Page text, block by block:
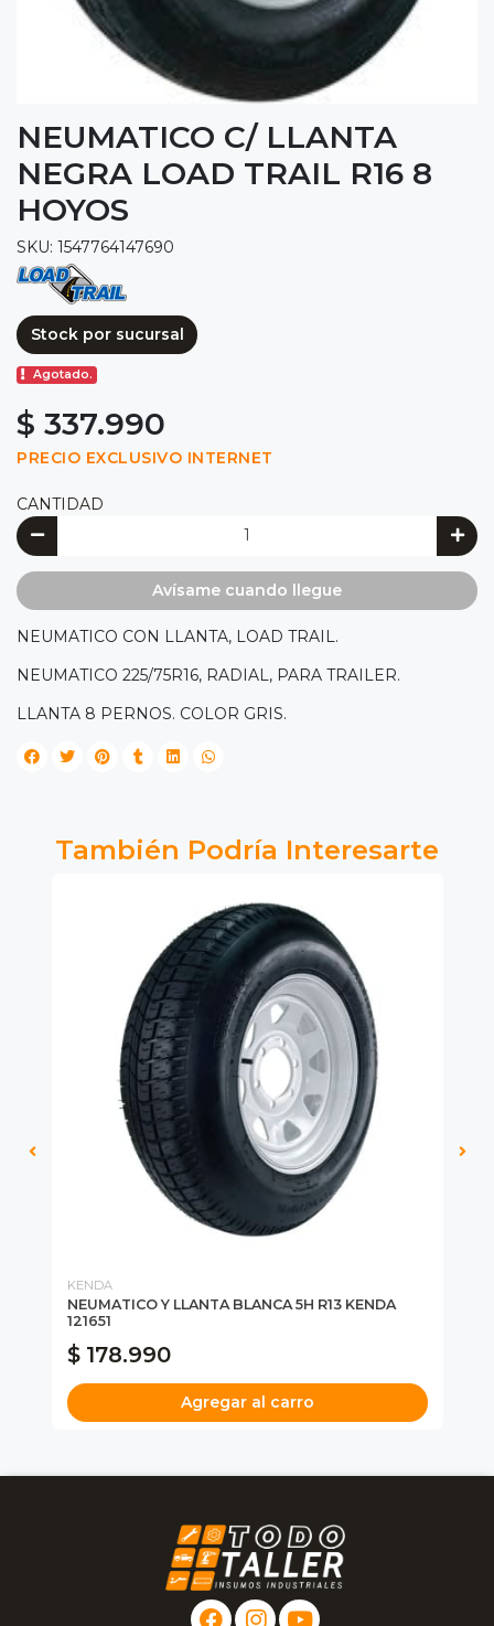
NEUMATICO C/ LLANTA
NEGRA LOAD TRAIL R16 8
HOYOS
SKU: 1547764147690
Stock por sucursal
Agotado.
$ 337.990
PRECIO EXCLUSIVO INTERNET
CANTIDAD
Avísame cuando llegue
NEUMATICO CON LLANTA, LOAD TRAIL.
NEUMATICO 225/75R16, RADIAL, PARA TRAILER.
LLANTA 8 PERNOS. COLOR GRIS.
También Podría Interesarte
KENDA
NEUMATICO Y LLANTA BLANCA 5H R13 KENDA
121651
$ 178.990
Agregar al carro